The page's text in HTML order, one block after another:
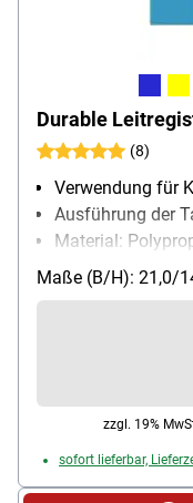
Durable
(8)
Verwendung für
Ausführung der
Material:
Inhalt pro Pack: 1
Besonderheiten:
beschriftbar, 0,3
Maße (B/H): 21,0/
zzgl. 19%
sofort lieferbar,